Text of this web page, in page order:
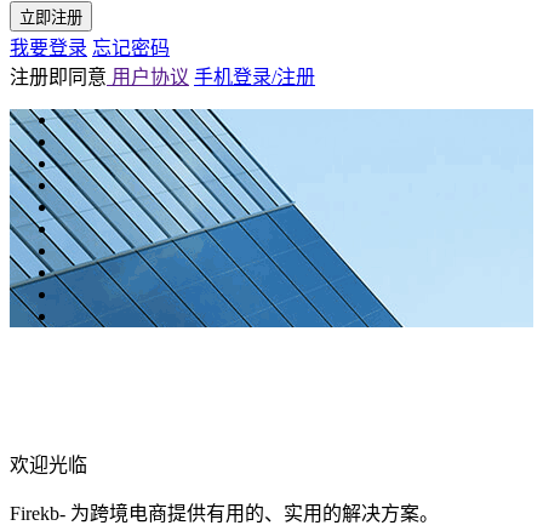
立即注册
我要登录 忘记密码
注册即同意 用户协议 手机登录/注册
欢迎光临
Firekb- 为跨境电商提供有用的、实用的解决方案。